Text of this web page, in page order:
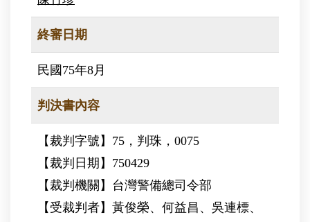
終審日期
民國75年8月
判決書內容
【裁判字號】75，判珠，0075
【裁判日期】750429
【裁判機關】台灣警備總司令部
【受裁判者】黃俊榮、何益昌、吳連標、